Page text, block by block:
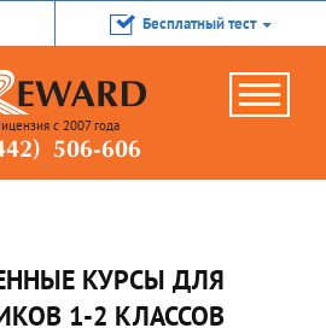
Бесплатный тест
с 2007 года
506-606
КУРСЫ ДЛЯ
1-2 КЛАССОВ